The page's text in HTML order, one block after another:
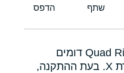
איקסרינגים (X-Rings), המכונים גם Quad Rings©‎ דומים
לאורינגים, אבל פרופיל החתך שלהם בצורת X. בעת ההתקנה,